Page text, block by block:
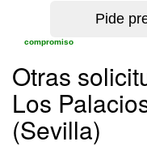
compromiso
Otras
Los
(Sevilla)